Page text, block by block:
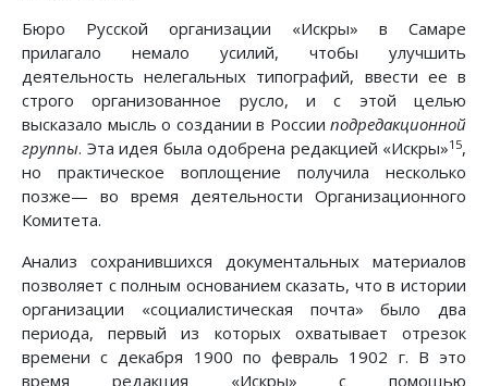
Бюро Русской организации «Искры» в Самаре
прилагало немало усилий, чтобы улучшить
деятельность нелегальных типографий, ввести ее в
строго организованное русло, и с этой целью
высказало мысль о создании в России подредакционной
группы. Эта идея была одобрена редакцией «Искры»15,
но практическое воплощение получила несколько
позже— во время деятельности Организационного
Комитета.
Анализ сохранившихся документальных материалов
позволяет с полным основанием сказать, что в истории
организации «социалистическая почта» было два
периода, первый из которых охватывает отрезок
времени с декабря 1900 по февраль 1902 г. В это
время редакция «Искры» с помощью